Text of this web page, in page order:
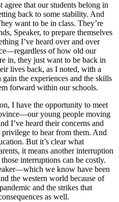
that our students belong in
back to some stability. And
want to be in class. They’re
Speaker, to prepare themselves
I’ve heard over and over
of how old our
in, they just want to be back in
lives back, as I noted, with a
the experiences and the skills
forward within our schools.
I have the opportunity to meet
young people moving
I’ve heard their concerns and
privilege to hear from them. And
But it’s clear what
it means another interruption
interruptions can be costly.
we know have been
the western world because of
and the strikes that
as well.